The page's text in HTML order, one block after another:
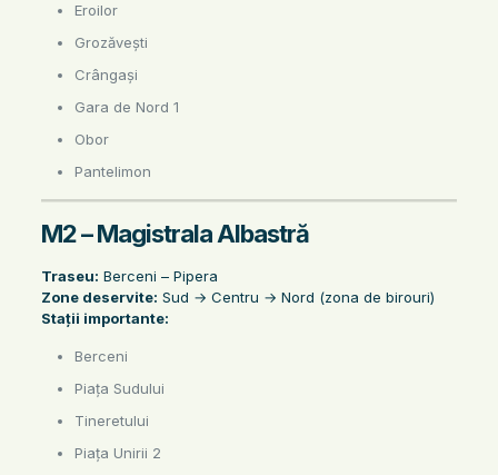
Eroilor
Grozăvești
Crângași
Gara de Nord 1
Obor
Pantelimon
M2 – Magistrala Albastră
Traseu: Berceni – Pipera
Zone deservite: Sud → Centru → Nord (zona de birouri)
Stații importante:
Berceni
Piața Sudului
Tineretului
Piața Unirii 2